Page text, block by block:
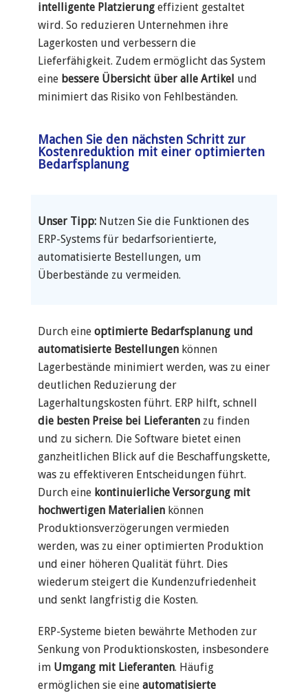
intelligente Platzierung effizient gestaltet
wird. So reduzieren Unternehmen ihre
Lagerkosten und verbessern die
Lieferfähigkeit. Zudem ermöglicht das System
eine bessere Übersicht über alle Artikel und
minimiert das Risiko von Fehlbeständen.
Machen Sie den nächsten Schritt zur
Kostenreduktion mit einer optimierten
Bedarfsplanung
Unser Tipp: Nutzen Sie die Funktionen des
ERP-Systems für bedarfsorientierte,
automatisierte Bestellungen, um
Überbestände zu vermeiden.
Durch eine optimierte Bedarfsplanung und
automatisierte Bestellungen können
Lagerbestände minimiert werden, was zu einer
deutlichen Reduzierung der
Lagerhaltungskosten führt. ERP hilft, schnell
die besten Preise bei Lieferanten zu finden
und zu sichern. Die Software bietet einen
ganzheitlichen Blick auf die Beschaffungskette,
was zu effektiveren Entscheidungen führt.
Durch eine kontinuierliche Versorgung mit
hochwertigen Materialien können
Produktionsverzögerungen vermieden
werden, was zu einer optimierten Produktion
und einer höheren Qualität führt. Dies
wiederum steigert die Kundenzufriedenheit
und senkt langfristig die Kosten.
ERP-Systeme bieten bewährte Methoden zur
Senkung von Produktionskosten, insbesondere
im Umgang mit Lieferanten. Häufig
ermöglichen sie eine automatisierte